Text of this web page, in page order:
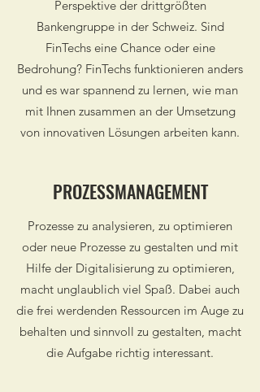
Perspektive der drittgrößten
Bankengruppe in der Schweiz. Sind
FinTechs eine Chance oder eine
Bedrohung? FinTechs funktionieren anders
und es war spannend zu lernen, wie man
mit Ihnen zusammen an der Umsetzung
von innovativen Lösungen arbeiten kann.
PROZESSMANAGEMENT
Prozesse zu analysieren, zu optimieren
oder neue Prozesse zu gestalten und mit
Hilfe der Digitalisierung zu optimieren,
macht unglaublich viel Spaß. Dabei auch
die frei werdenden Ressourcen im Auge zu
behalten und sinnvoll zu gestalten, macht
die Aufgabe richtig interessant.